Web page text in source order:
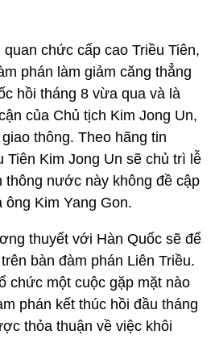
quan chức cấp cao Triều Tiên,
phán làm giảm căng thẳng
hồi tháng 8 vừa qua và là
của Chủ tịch Kim Jong Un,
thông. Theo hãng tin
Tiên Kim Jong Un sẽ chủ trì lễ
thông nước này không đề cập
ông Kim Yang Gon.
thuyết với Hàn Quốc sẽ để
bàn đàm phán Liên Triều.
chức một cuộc gặp mặt nào
phán kết thúc hồi đầu tháng
thỏa thuận về việc khôi